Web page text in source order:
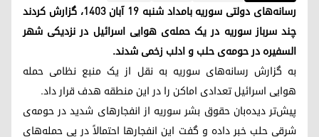
رسانه‌های دولتی سوریه بامداد شنبه ۱۹ آبان ۱۴۰۳، گزارش کردند
چند سرباز سوریه در یک حمله‌ی هوایی اسرائیل در نزدیکی شهر
السفیره در حومه‌ی حلب و ادلب زخمی شدند.
به گزارش رسانه‌های سوریه به نقل از یک منبع نظامی حمله
هوایی اسرائیل تعدادی اماکن را در این منطقه هدف قرار داد.
پیش‌تر دیده‌بان حقوق بشر سوریه از انفجارهای شدید در حومه‌ی
شرقی حلب خبر داده و گفت این انفجارها احتمالاً در پی حمله‌های